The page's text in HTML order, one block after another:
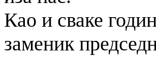
Као и сваке
заменик